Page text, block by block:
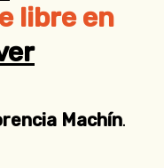
libre en
Machín.